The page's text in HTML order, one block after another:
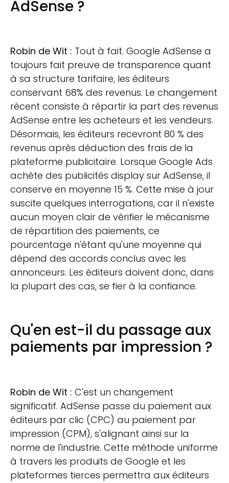
AdSense ?
Robin de Wit : Tout à fait. Google AdSense a
toujours fait preuve de transparence quant
à sa structure tarifaire, les éditeurs
conservant 68% des revenus. Le changement
récent consiste à répartir la part des revenus
AdSense entre les acheteurs et les vendeurs.
Désormais, les éditeurs recevront 80 % des
revenus après déduction des frais de la
plateforme publicitaire. Lorsque Google Ads
achète des publicités display sur AdSense, il
conserve en moyenne 15 %. Cette mise à jour
suscite quelques interrogations, car il n'existe
aucun moyen clair de vérifier le mécanisme
de répartition des paiements, ce
pourcentage n'étant qu'une moyenne qui
dépend des accords conclus avec les
annonceurs. Les éditeurs doivent donc, dans
la plupart des cas, se fier à la confiance.
Qu'en est-il du passage aux
paiements par impression ?
Robin de Wit : C'est un changement
significatif. AdSense passe du paiement aux
éditeurs par clic (CPC) au paiement par
impression (CPM), s'alignant ainsi sur la
norme de l'industrie. Cette méthode uniforme
à travers les produits de Google et les
plateformes tierces permettra aux éditeurs